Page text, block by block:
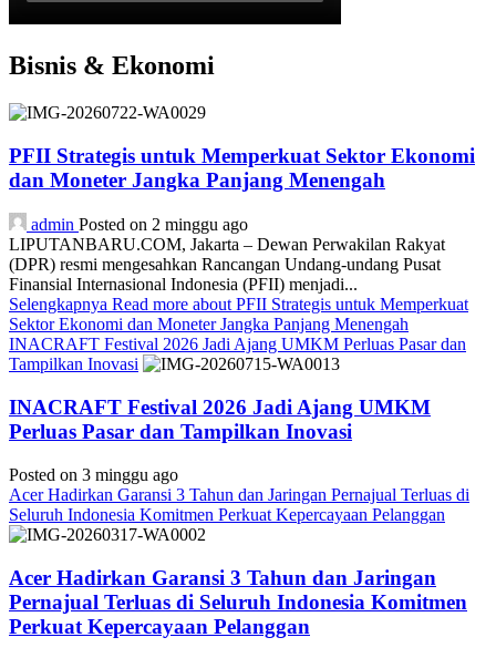
Bisnis & Ekonomi
PFII Strategis untuk Memperkuat Sektor Ekonomi
dan Moneter Jangka Panjang Menengah
admin Posted on 2 minggu ago
LIPUTANBARU.COM, Jakarta – Dewan Perwakilan Rakyat
(DPR) resmi mengesahkan Rancangan Undang-undang Pusat
Finansial Internasional Indonesia (PFII) menjadi...
Selengkapnya Read more about PFII Strategis untuk Memperkuat
Sektor Ekonomi dan Moneter Jangka Panjang Menengah
INACRAFT Festival 2026 Jadi Ajang UMKM Perluas Pasar dan
Tampilkan Inovasi
INACRAFT Festival 2026 Jadi Ajang UMKM
Perluas Pasar dan Tampilkan Inovasi
Posted on 3 minggu ago
Acer Hadirkan Garansi 3 Tahun dan Jaringan Pernajual Terluas di
Seluruh Indonesia Komitmen Perkuat Kepercayaan Pelanggan
Acer Hadirkan Garansi 3 Tahun dan Jaringan
Pernajual Terluas di Seluruh Indonesia Komitmen
Perkuat Kepercayaan Pelanggan